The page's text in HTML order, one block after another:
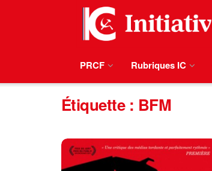
PRCF Rubriques IC
Étiquette : BFM